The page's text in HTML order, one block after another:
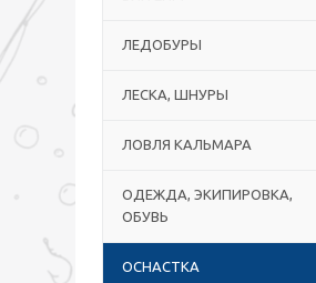
ЛЕДОБУРЫ
ЛЕСКА, ШНУРЫ
ЛОВЛЯ КАЛЬМАРА
ОДЕЖДА, ЭКИПИРОВКА,
ОБУВЬ
ОСНАСТКА